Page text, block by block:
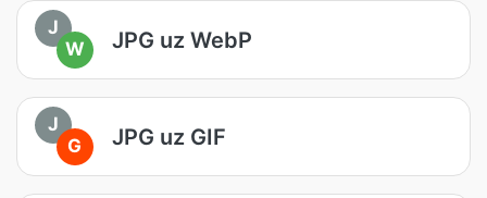
J
W
JPG uz WebP
J
G
JPG uz GIF